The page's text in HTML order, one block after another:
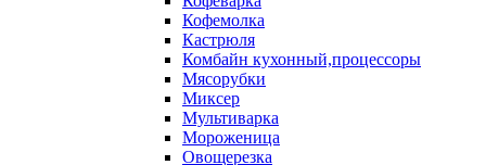
Кофемолка
Кастрюля
Комбайн кухонный,процессоры
Мясорубки
Миксер
Мультиварка
Мороженица
Овощерезка